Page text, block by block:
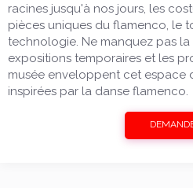
racines jusqu'à nos jours, les
pièces uniques du flamenco, le
technologie. Ne manquez pas
expositions temporaires et les
musée enveloppent cet
inspirées par la danse flamenco.